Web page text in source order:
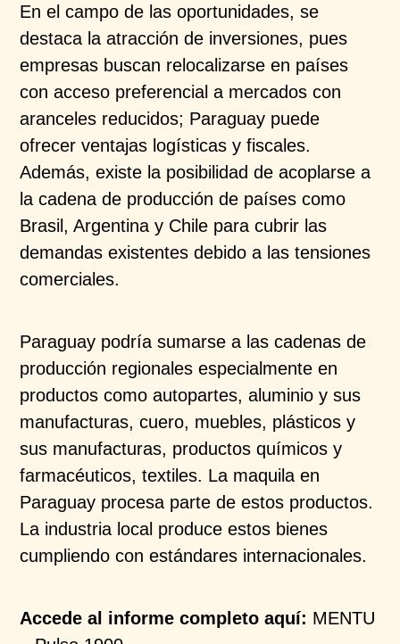
En el campo de las oportunidades, se
destaca la atracción de inversiones, pues
empresas buscan relocalizarse en países
con acceso preferencial a mercados con
aranceles reducidos; Paraguay puede
ofrecer ventajas logísticas y fiscales.
Además, existe la posibilidad de acoplarse a
la cadena de producción de países como
Brasil, Argentina y Chile para cubrir las
demandas existentes debido a las tensiones
comerciales.
Paraguay podría sumarse a las cadenas de
producción regionales especialmente en
productos como autopartes, aluminio y sus
manufacturas, cuero, muebles, plásticos y
sus manufacturas, productos químicos y
farmacéuticos, textiles. La maquila en
Paraguay procesa parte de estos productos.
La industria local produce estos bienes
cumpliendo con estándares internacionales.
Accede al informe completo aquí: MENTU